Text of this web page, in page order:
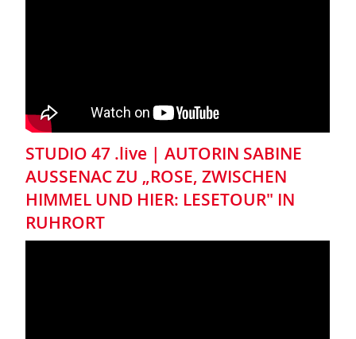
STUDIO 47 .live | AUTORIN SABINE
AUSSENAC ZU „ROSE, ZWISCHEN
HIMMEL UND HIER: LESETOUR" IN
RUHRORT